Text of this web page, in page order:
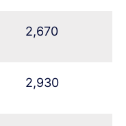
2,670
2,930